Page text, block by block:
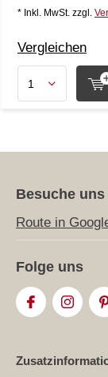
* Inkl. MwSt. zzgl.
Vergleichen
Besuche
Route in
Folge uns